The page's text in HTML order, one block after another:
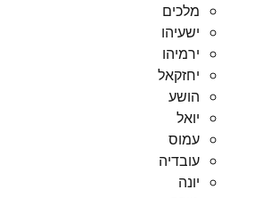
מלכים
ישעיהו
ירמיהו
יחזקאל
הושע
יואל
עמוס
עובדיה
יונה